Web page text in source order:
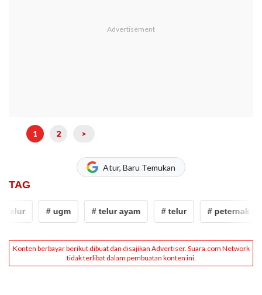
1 2 >
Atur, Baru Temukan
TAG
# ugm # telur ayam # telur # peternak telur